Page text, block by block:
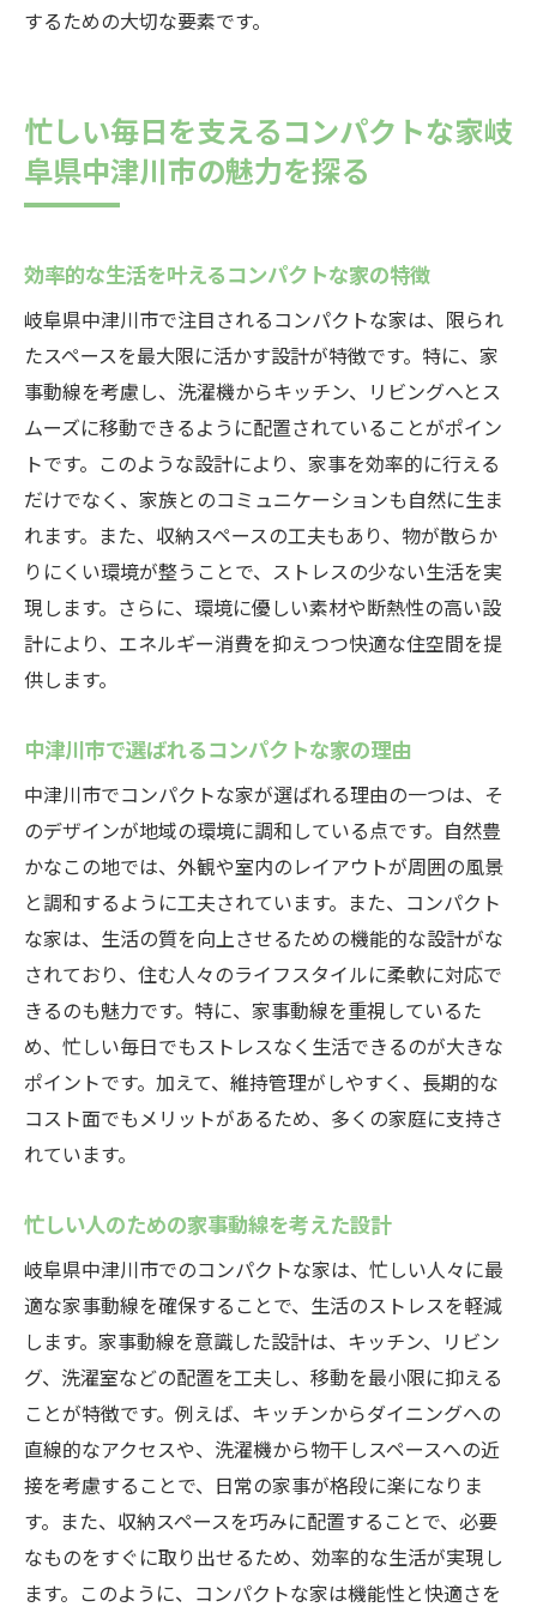
するための大切な要素です。
忙しい毎日を支えるコンパクトな家岐
阜県中津川市の魅力を探る
効率的な生活を叶えるコンパクトな家の特徴
岐阜県中津川市で注目されるコンパクトな家は、限られ
たスペースを最大限に活かす設計が特徴です。特に、家
事動線を考慮し、洗濯機からキッチン、リビングへとス
ムーズに移動できるように配置されていることがポイン
トです。このような設計により、家事を効率的に行える
だけでなく、家族とのコミュニケーションも自然に生ま
れます。また、収納スペースの工夫もあり、物が散らか
りにくい環境が整うことで、ストレスの少ない生活を実
現します。さらに、環境に優しい素材や断熱性の高い設
計により、エネルギー消費を抑えつつ快適な住空間を提
供します。
中津川市で選ばれるコンパクトな家の理由
中津川市でコンパクトな家が選ばれる理由の一つは、そ
のデザインが地域の環境に調和している点です。自然豊
かなこの地では、外観や室内のレイアウトが周囲の風景
と調和するように工夫されています。また、コンパクト
な家は、生活の質を向上させるための機能的な設計がな
されており、住む人々のライフスタイルに柔軟に対応で
きるのも魅力です。特に、家事動線を重視しているた
め、忙しい毎日でもストレスなく生活できるのが大きな
ポイントです。加えて、維持管理がしやすく、長期的な
コスト面でもメリットがあるため、多くの家庭に支持さ
れています。
忙しい人のための家事動線を考えた設計
岐阜県中津川市でのコンパクトな家は、忙しい人々に最
適な家事動線を確保することで、生活のストレスを軽減
します。家事動線を意識した設計は、キッチン、リビン
グ、洗濯室などの配置を工夫し、移動を最小限に抑える
ことが特徴です。例えば、キッチンからダイニングへの
直線的なアクセスや、洗濯機から物干しスペースへの近
接を考慮することで、日常の家事が格段に楽になりま
す。また、収納スペースを巧みに配置することで、必要
なものをすぐに取り出せるため、効率的な生活が実現し
ます。このように、コンパクトな家は機能性と快適さを